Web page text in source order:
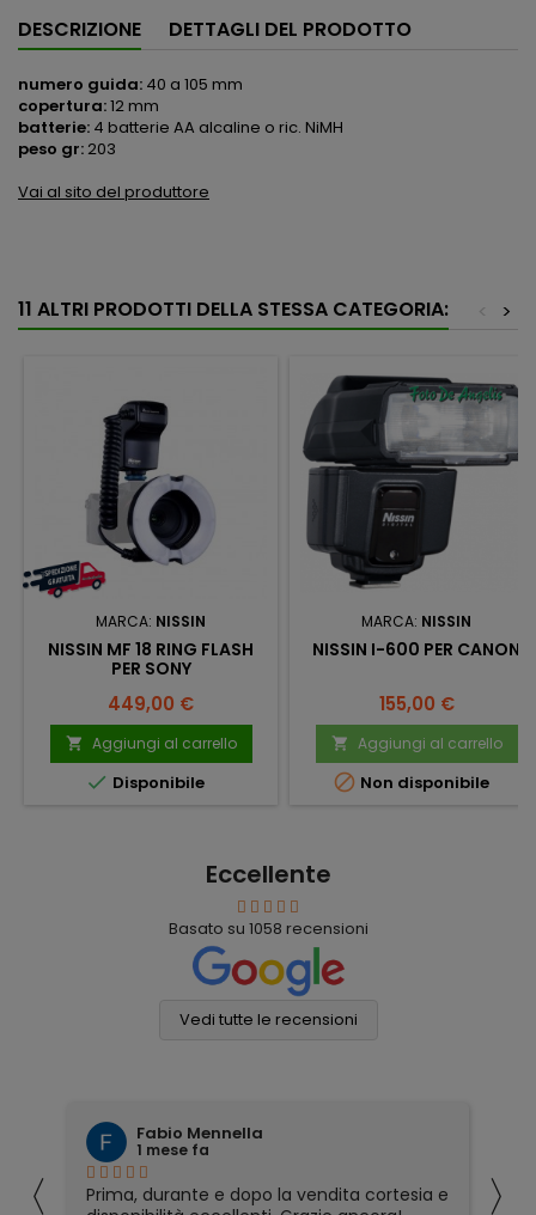
DESCRIZIONE DETTAGLI DEL PRODOTTO
numero guida: 40 a 105 mm
copertura:12 mm
batterie: 4 batterie AA alcaline o ric. NiMH
peso gr: 203
Vai al sito del produttore
11 ALTRI PRODOTTI DELLA STESSA CATEGORIA: >
<
MARCA: NISSIN
NISSIN MF 18 RING FLASH
PER SONY
Prezzo
449,00 €
 Aggiungi al carrello
 Disponibile
MARCA: NISSIN
NISSIN I-600 PER CANON
Prezzo
155,00 €
 Aggiungi al carrello
 Non disponibile
Eccellente
Basato su 1058 recensioni
Vedi tutte le recensioni
〈
Fabio Mennella
1 mese fa
Prima, durante e dopo la vendita cortesia e
〉